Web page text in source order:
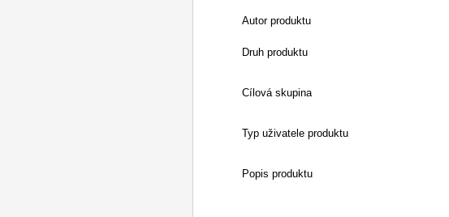
Autor produktu
Druh produktu
Cílová skupina
Typ uživatele produktu
Popis produktu